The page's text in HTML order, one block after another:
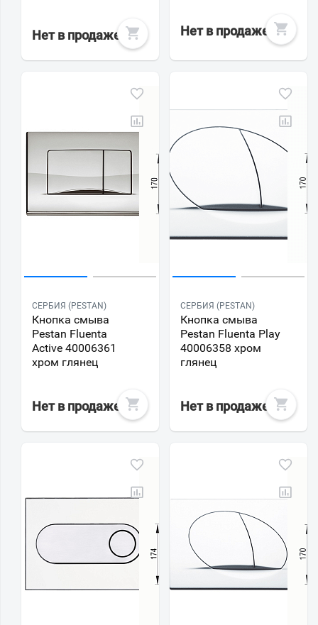
Нет в продаже Нет в продаже
СЕРБИЯ (PESTAN)
Кнопка смыва
Pestan Fluenta
Active 40006361
хром глянец
Нет в продаже
СЕРБИЯ (PESTAN)
Кнопка смыва
Pestan Fluenta Play
40006358 хром
глянец
Нет в продаже